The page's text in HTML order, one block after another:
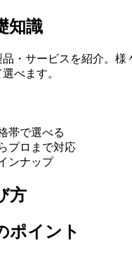
知識
・サービスを紹介。様
べます。
帯で選べる
プロまで対応
ンナップ
方
ポイント